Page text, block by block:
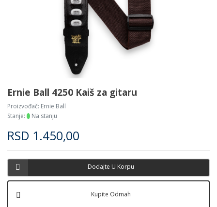
Ernie Ball 4250 Kaiš za gitaru
Proizvođač: Ernie Ball
Stanje:
Na stanju
RSD 1.450,00
Dodajte U Korpu
Kupite Odmah